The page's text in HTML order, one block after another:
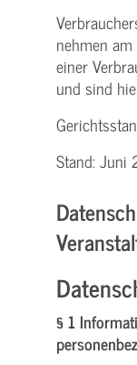
nehmen
einer
und sind
Stand: Juni
§ 1